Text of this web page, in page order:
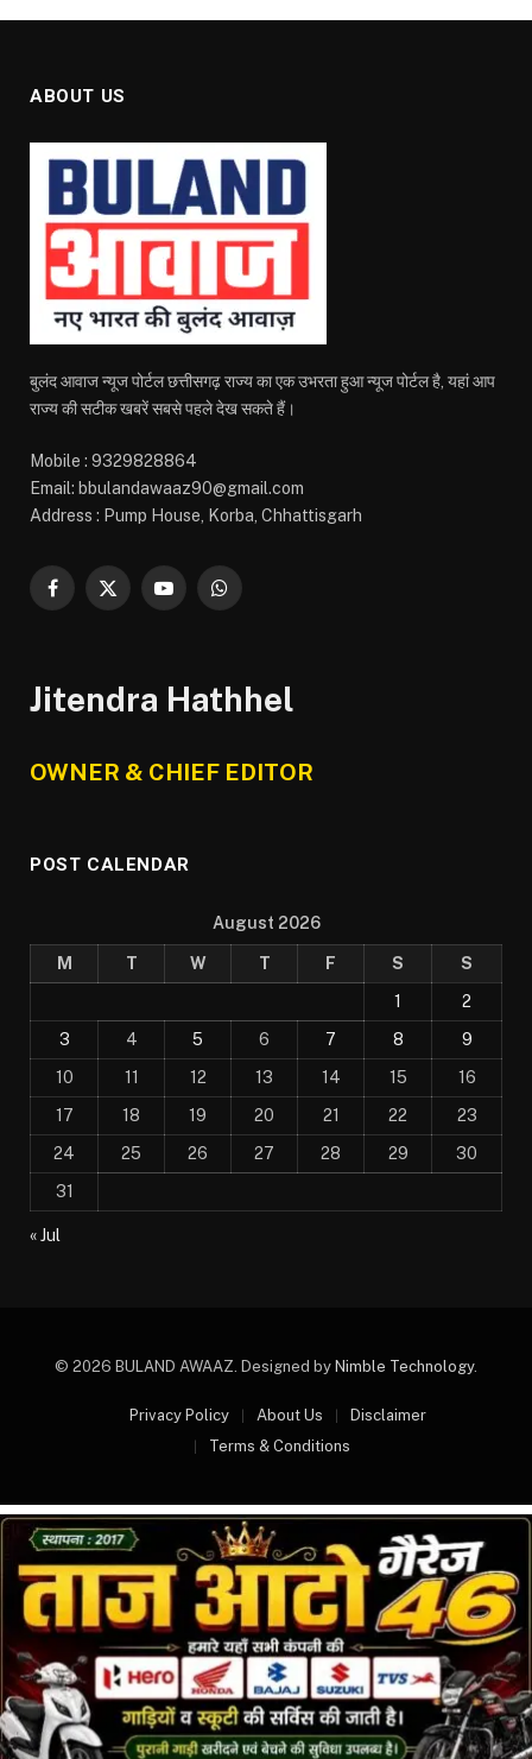
ABOUT US
बुलंद आवाज न्यूज पोर्टल छत्तीसगढ़ राज्य का एक उभरता हुआ न्यूज पोर्टल है, यहां आप
राज्य की सटीक खबरें सबसे पहले देख सकते हैं।
Mobile : 9329828864
Email: bbulandawaaz90@gmail.com
Address : Pump House, Korba, Chhattisgarh
Facebook
X
YouTubeWhatsApp
Jitendra Hathhel
OWNER & CHIEF EDITOR
POST CALENDAR
August 2026
M T W T F S
S
1
2
3
4 5 6 7 8
9
10
11 12 13 14 15
16
17
18 19 20 21 22
23
24
25 26 27 28 29
30
31
« Jul
© 2026 BULAND AWAAZ. Designed by Nimble Technology.
Privacy Policy About Us
Disclaimer
Terms & Conditions